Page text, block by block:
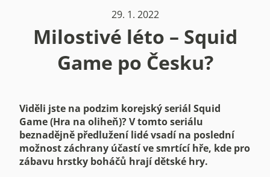
29. 1. 2022
Milostivé léto – Squid
Game po Česku?
Viděli jste na podzim korejský seriál Squid
Game (Hra na oliheň)? V tomto seriálu
beznadějně předlužení lidé vsadí na poslední
možnost záchrany účastí ve smrtící hře, kde pro
zábavu hrstky boháčů hrají dětské hry.